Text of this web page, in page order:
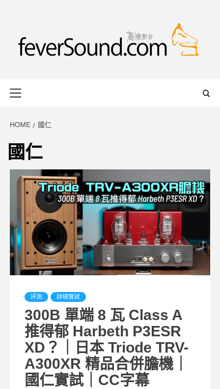
HOME 國仁
國仁
評測 詳細實試
300B 單端 8 瓦 Class A
推得郁 Harbeth P3ESR
XD？｜日本 Triode TRV-
A300XR 精品合併膽機｜
國仁實試｜CC字幕